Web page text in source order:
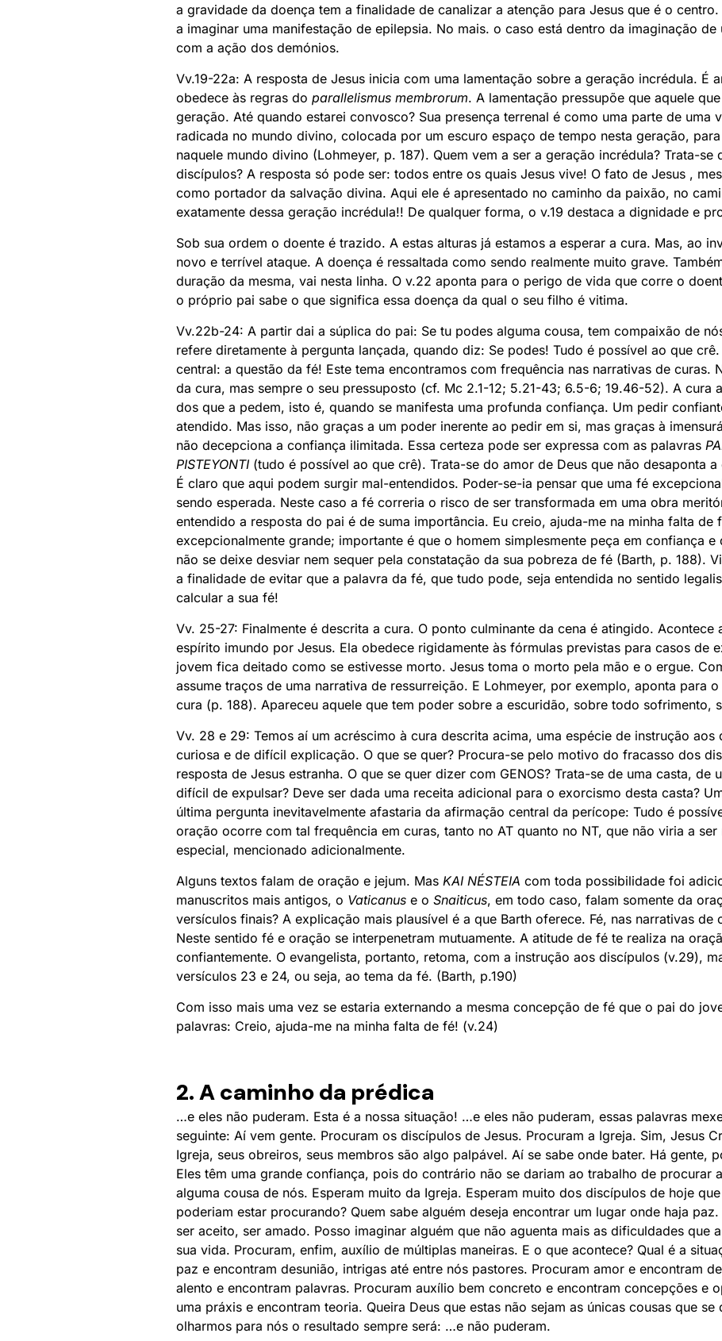
a gravidade da doença tem a finalidade de canalizar a atenção para Jesus que é o
a imaginar uma manifestação de epilepsia. No mais. o caso está dentro da imaginação de
com a ação dos demónios.
Vv.19-22a: A resposta de Jesus inicia com uma lamentação sobre a geração incrédula. É
obedece às regras do parallelismus membrorum. A lamentação pressupõe que aquele
geração. Até quando estarei convosco? Sua presença terrenal é como uma parte de uma
radicada no mundo divino, colocada por um escuro espaço de tempo nesta geração,
naquele mundo divino (Lohmeyer, p. 187). Quem vem a ser a geração incrédula? Trata-
discípulos? A resposta só pode ser: todos entre os quais Jesus vive! O fato de Jesus ,
como portador da salvação divina. Aqui ele é apresentado no caminho da paixão, no
exatamente dessa geração incrédula!! De qualquer forma, o v.19 destaca a dignidade e
Sob sua ordem o doente é trazido. A estas alturas já estamos a esperar a cura. Mas, ao
novo e terrível ataque. A doença é ressaltada como sendo realmente muito grave.
duração da mesma, vai nesta linha. O v.22 aponta para o perigo de vida que corre o
o próprio pai sabe o que significa essa doença da qual o seu filho é vitima.
Vv.22b-24: A partir dai a súplica do pai: Se tu podes alguma cousa, tem compaixão de
refere diretamente à pergunta lançada, quando diz: Se podes! Tudo é possível ao que
central: a questão da fé! Este tema encontramos com frequência nas narrativas de curas.
da cura, mas sempre o seu pressuposto (cf. Mc 2.1-12; 5.21-43; 6.5-6; 19.46-52). A cura
dos que a pedem, isto é, quando se manifesta uma profunda confiança. Um pedir
atendido. Mas isso, não graças a um poder inerente ao pedir em si, mas graças à
não decepciona a confiança ilimitada. Essa certeza pode ser expressa com as palavras
PISTEYONTI (tudo é possível ao que crê). Trata-se do amor de Deus que não desaponta
É claro que aqui podem surgir mal-entendidos. Poder-se-ia pensar que uma fé
sendo esperada. Neste caso a fé correria o risco de ser transformada em uma obra
entendido a resposta do pai é de suma importância. Eu creio, ajuda-me na minha falta de
excepcionalmente grande; importante é que o homem simplesmente peça em confiança
não se deixe desviar nem sequer pela constatação da sua pobreza de fé (Barth, p. 188).
a finalidade de evitar que a palavra da fé, que tudo pode, seja entendida no sentido
calcular a sua fé!
Vv. 25-27: Finalmente é descrita a cura. O ponto culminante da cena é atingido. Acontece
espírito imundo por Jesus. Ela obedece rigidamente às fórmulas previstas para casos de
jovem fica deitado como se estivesse morto. Jesus toma o morto pela mão e o ergue.
assume traços de uma narrativa de ressurreição. E Lohmeyer, por exemplo, aponta para
cura (p. 188). Apareceu aquele que tem poder sobre a escuridão, sobre todo sofrimento,
Vv. 28 e 29: Temos aí um acréscimo à cura descrita acima, uma espécie de instrução aos
curiosa e de difícil explicação. O que se quer? Procura-se pelo motivo do fracasso dos
resposta de Jesus estranha. O que se quer dizer com GENOS? Trata-se de uma casta, de
difícil de expulsar? Deve ser dada uma receita adicional para o exorcismo desta casta?
última pergunta inevitavelmente afastaria da afirmação central da perícope: Tudo é
oração ocorre com tal frequência em curas, tanto no AT quanto no NT, que não viria a ser
especial, mencionado adicionalmente.
Alguns textos falam de oração e jejum. Mas KAI NÉSTEIA com toda possibilidade foi
manuscritos mais antigos, o Vaticanus e o Snaiticus, em todo caso, falam somente da
versículos finais? A explicação mais plausível é a que Barth oferece. Fé, nas narrativas de
Neste sentido fé e oração se interpenetram mutuamente. A atitude de fé te realiza na
confiantemente. O evangelista, portanto, retoma, com a instrução aos discípulos (v.29),
versículos 23 e 24, ou seja, ao tema da fé. (Barth, p.190)
Com isso mais uma vez se estaria externando a mesma concepção de fé que o pai do
palavras: Creio, ajuda-me na minha falta de fé! (v.24)
2. A caminho da prédica
…e eles não puderam. Esta é a nossa situação! …e eles não puderam, essas palavras
seguinte: Aí vem gente. Procuram os discípulos de Jesus. Procuram a Igreja. Sim, Jesus
Igreja, seus obreiros, seus membros são algo palpável. Aí se sabe onde bater. Há gente,
Eles têm uma grande confiança, pois do contrário não se dariam ao trabalho de procurar
alguma cousa de nós. Esperam muito da Igreja. Esperam muito dos discípulos de hoje
poderiam estar procurando? Quem sabe alguém deseja encontrar um lugar onde haja
ser aceito, ser amado. Posso imaginar alguém que não aguenta mais as dificuldades que
sua vida. Procuram, enfim, auxílio de múltiplas maneiras. E o que acontece? Qual é a
paz e encontram desunião, intrigas até entre nós pastores. Procuram amor e encontram
alento e encontram palavras. Procuram auxílio bem concreto e encontram concepções e
uma práxis e encontram teoria. Queira Deus que estas não sejam as únicas cousas que
olharmos para nós o resultado sempre será: …e não puderam.